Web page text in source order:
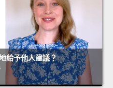
給予他人建議？